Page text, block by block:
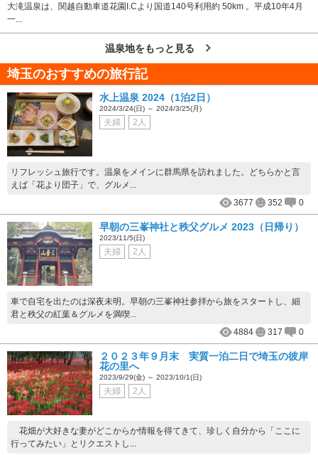
大滝温泉は、関越自動車道花園I.Cより国道140号利用約 50km 。平成10年4月
一...
温泉地をもっと見る
埼玉のおすすめの旅行記
水上温泉 2024（1泊2日）
2024/3/24(日) ～ 2024/3/25(月)
夫婦 2人
リフレッシュ旅行です。温泉をメインに群馬県を訪れました。どちらかと言
えば「花より団子」で、グルメ...
3677
352 0
早朝の三峯神社と秩父グルメ 2023（日帰り）
2023/11/5(日)
夫婦 2人
車で自宅を出たのは深夜未明。早朝の三峯神社参拝から旅をスタートし、細
君と秩父の紅葉＆グルメを満喫...
4884
317 0
２０２３年９月末 実質一泊二日で埼玉の彼岸
花の里へ
2023/9/29(金) ～ 2023/10/1(日)
夫婦 2人
花畑が大好きな妻がどこからか情報を得てきて、珍しく自分から「ここに
行ってみたい」とリクエストし...